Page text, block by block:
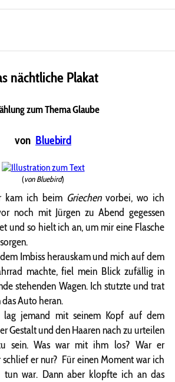
nächtliche Plakat
zum Thema Glaube
von Bluebird
(von Bluebird)
kam ich beim Griechen vorbei, wo ich
noch mit Jürgen zu Abend gegessen
und so hielt ich an, um mir eine Flasche
Imbiss herauskam und mich auf dem
machte, fiel mein Blick zufällig in
stehenden Wagen. Ich stutzte und trat
Auto heran.
jemand mit seinem Kopf auf dem
Gestalt und den Haaren nach zu urteilen
sein. Was war mit ihm los? War er
er nur? Für einen Moment war ich
tun war. Dann aber klopfte ich an das